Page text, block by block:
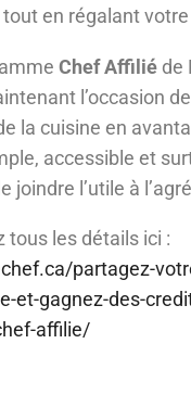
en régalant
Chef Affilié de
l’occasion
la cuisine en
accessible et
joindre l’utile à
tous les détails ici :
partagez-
et-gagnez-des-
affilie/